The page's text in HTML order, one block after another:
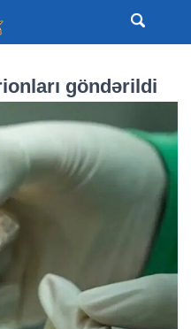
göndərildi